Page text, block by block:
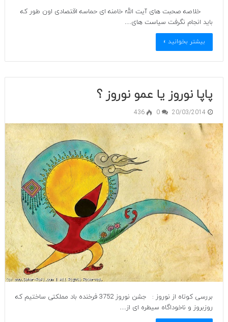
خلاصه صحبت های آیت الله خامنه ای حماسه اقتصادی اون طور که
باید انجام نگرفت سیاست های…
بیشتر بخوانید »
پاپا نوروز یا عمو نوروز ؟
20/03/2014
0
436
بررسی کوتاه از نوروز : جشن نوروز 3752 فرخنده باد مملکتی ساختیم که
روزبروز و ناخوداگاه سیطره ای از…